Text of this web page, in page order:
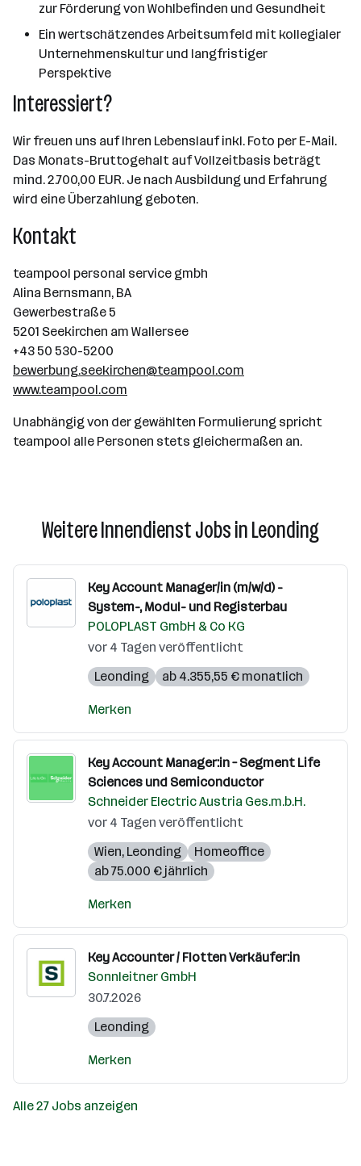
zur Förderung von Wohlbefinden und Gesundheit
Ein wertschätzendes Arbeitsumfeld mit kollegialer
Unternehmenskultur und langfristiger
Perspektive
Interessiert?
Wir freuen uns auf Ihren Lebenslauf inkl. Foto per E-Mail.
Das Monats-Bruttogehalt auf Vollzeitbasis beträgt
mind. 2.700,00 EUR. Je nach Ausbildung und Erfahrung
wird eine Überzahlung geboten.
Kontakt
teampool personal service gmbh
Alina Bernsmann, BA
Gewerbestraße 5
5201 Seekirchen am Wallersee
+43 50 530-5200
bewerbung.seekirchen@teampool.com
www.teampool.com
Unabhängig von der gewählten Formulierung spricht
teampool alle Personen stets gleichermaßen an.
Weitere Innendienst Jobs in Leonding
Key Account Manager/in (m/w/d) -
System-, Modul- und Registerbau
POLOPLAST GmbH & Co KG
vor 4 Tagen veröffentlicht
Leonding
ab 4.355,55 € monatlich
Merken
Key Account Manager:in – Segment Life
Sciences und Semiconductor
Schneider Electric Austria Ges.m.b.H.
vor 4 Tagen veröffentlicht
Wien, Leonding
Homeoffice
ab 75.000 € jährlich
Merken
Key Accounter / Flotten Verkäufer:in
Sonnleitner GmbH
30.7.2026
Leonding
Merken
Alle 27 Jobs anzeigen